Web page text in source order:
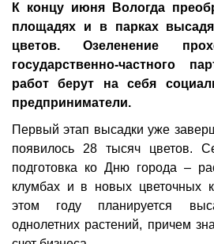
К концу июня Вологда
площадях и в парках
цветов. Озеленение
государственно-частного
работ берут на себя
предприниматели.
Первый этап высадки уже
появилось 28 тысяч цветов.
подготовка ко Дню города –
клумбах и в новых цветочных
этом году планируется
однолетних растений, причем